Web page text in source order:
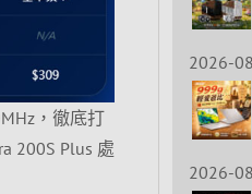
，徹底打
200S Plus 處
2026-
2026-